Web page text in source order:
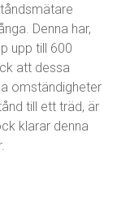
Denna har,
upp till 600
att dessa
omständigheter
till ett träd, är
klarar denna